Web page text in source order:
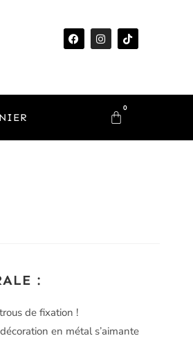
0
:
de fixation !
en métal s’aimante